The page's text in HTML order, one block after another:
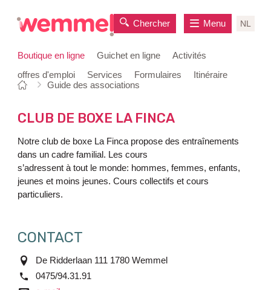
Boutique en ligne Guichet en ligne
Activités
offres d'emploi
Services Formulaires Itinéraire
Chercher NL
Menu
Vous
ici:
Page
départ
Guide des associations
CLUB DE BOXE LA FINCA
Notre club de boxe La Finca propose des entraînements
dans un cadre familial. Les cours
s’adressent à tout le monde: hommes, femmes, enfants,
jeunes et moins jeunes. Cours collectifs et cours
particuliers.
CONTACT
adresseDe Ridderlaan 111 1780 Wemmel
tél.
0475/94.31.91